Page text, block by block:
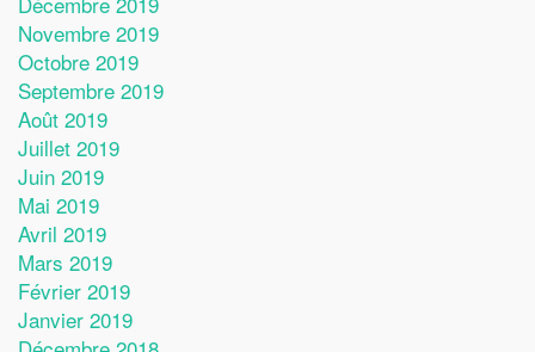
Novembre 2019
Octobre 2019
Septembre 2019
Août 2019
Juillet 2019
Juin 2019
Mai 2019
Avril 2019
Mars 2019
Février 2019
Janvier 2019